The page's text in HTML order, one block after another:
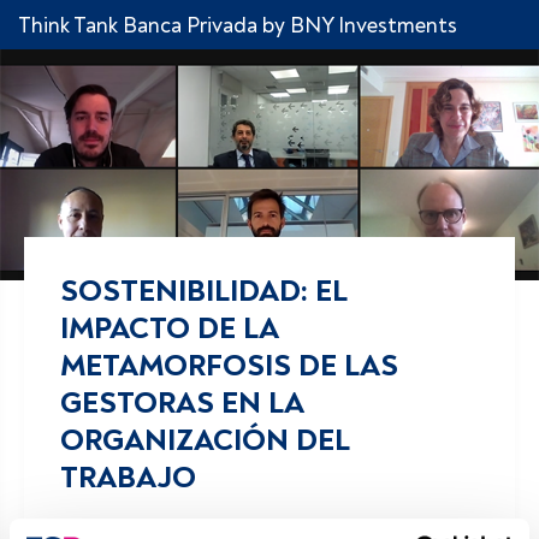
Think Tank Banca Privada by BNY Investments
SOSTENIBILIDAD: EL
IMPACTO DE LA
METAMORFOSIS DE LAS
GESTORAS EN LA
ORGANIZACIÓN DEL
TRABAJO